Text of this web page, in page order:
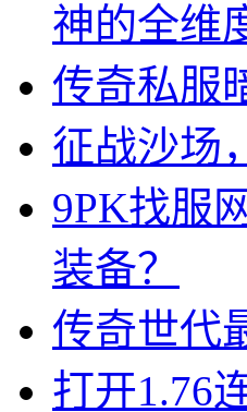
神的全维
传奇私服
征战沙场
9PK找服
装备？
传奇世代
打开1.76